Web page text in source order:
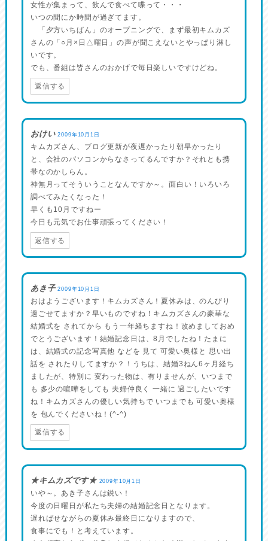
女性が集まって、飲んで食べて喋って・・・
いつの間にか時間が過ぎてます。
「夕方いちばん」のオープニングで、まず最初キムカズ
さんの「○月×日△曜日」の声が聞こえないとやっぱり淋し
いです。
でも、番組は皆さんのおかげで毎日楽しいですけどね。
返信する
おけい 2009年10月1日
キムカズさん、ブログ更新が夜遅かったり朝早かったり
と、会社のパソコンからなさってるんですか？それとも携
帯なのかしらん。
神無月ってそういうことなんですか～。面白い！いろいろ
調べてみたくなった！
早くも10月ですねー
今日も元気でお仕事頑張ってください！
返信する
あき子 2009年10月1日
おはようございます！キムカズさん！夏休みは、のんびり
過ごせてますか？早いものですね！キムカズさんの豪華な
結婚式を されてから もう一年経ちますね！改めましておめ
でとうございます！結婚記念日は、8月でしたね！たまに
は、結婚式の記念写真他 などを 見て 可愛い奥様と 思い出
話を されたりしてますか？！うちは、結婚3ねん6ヶ月経ち
ましたが、特別に 変わった物は、有りませんが、いつまで
も 多少の喧嘩をしても 夫婦仲良く 一緒に 過ごしたいです
ね！キムカズさんの優しい気持ちで いつまでも 可愛い奥様
を 包んでくださいね！(^-^)
返信する
★キムカズです★ 2009年10月1日
いや～。あき子さんは鋭い！
今度の日曜日が私たち夫婦の結婚記念日となります。
遅ればせながらの夏休み最終日になりますので、
食事にでも！と考えています。